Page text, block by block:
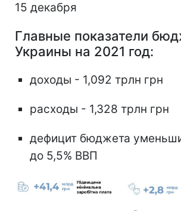
15 декабря
Главные показатели
Украины на 2021 год:
доходы - 1,092 трлн грн
расходы - 1,328 трлн грн
дефицит бюджета
до 5,5% ВВП